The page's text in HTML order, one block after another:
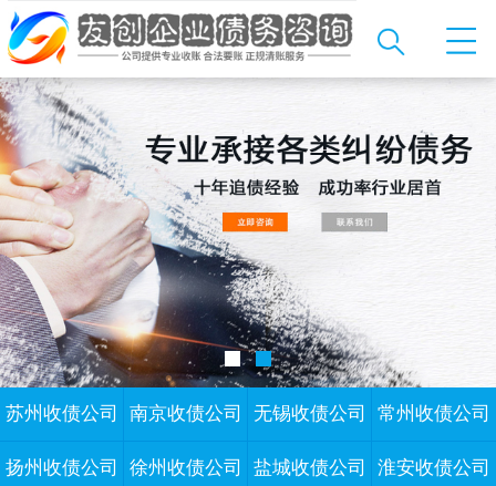
苏州收债公司 南京收债公司 无锡收债公司 常州收债公司
扬州收债公司 徐州收债公司 盐城收债公司 淮安收债公司